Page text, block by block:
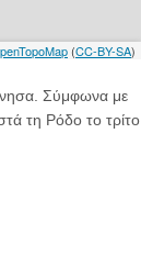
. Σύμφωνα με
τη Ρόδο το τρίτο